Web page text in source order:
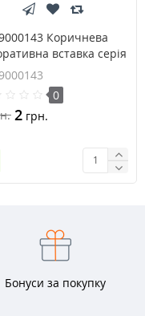
Коричнева
вставка серія
0
2 грн.
Бонуси за покупку